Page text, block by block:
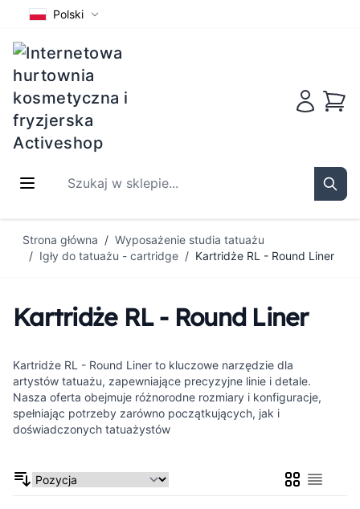
Polski
Szukaj w sklepie...
Strona główna / Wyposażenie studia tatuażu
/ Igły do tatuażu - cartridge / Kartridże RL - Round Liner
Kartridże RL - Round Liner
Kartridże RL - Round Liner to kluczowe narzędzie dla
artystów tatuażu, zapewniające precyzyjne linie i detale.
Nasza oferta obejmuje różnorodne rozmiary i konfiguracje,
spełniając potrzeby zarówno początkujących, jak i
doświadczonych tatuażystów
SiatkaLista